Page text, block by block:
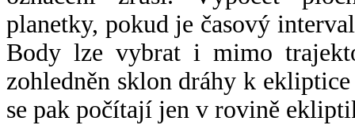
planetky, pokud je časový
Body lze vybrat i mimo
zohledněn sklon dráhy k
se pak počítají jen v rovině